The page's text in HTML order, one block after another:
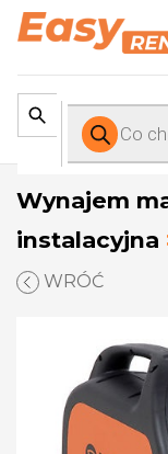
produktów
Wynajem
instalacyjna
WRÓĆ